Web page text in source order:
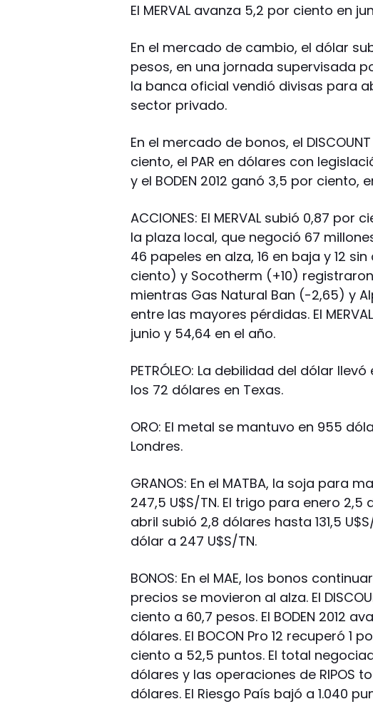
El MERVAL avanza 5,2 por ciento en
En el mercado de cambio, el dólar
pesos, en una jornada supervisada
la banca oficial vendió divisas para
sector privado.
En el mercado de bonos, el
ciento, el PAR en dólares con
y el BODEN 2012 ganó 3,5 por ciento,
ACCIONES: El MERVAL subió 0,87 por
la plaza local, que negoció 67
46 papeles en alza, 16 en baja y 12
ciento) y Socotherm (+10)
mientras Gas Natural Ban (-2,65) y
entre las mayores pérdidas. El
junio y 54,64 en el año.
PETRÓLEO: La debilidad del dólar
los 72 dólares en Texas.
ORO: El metal se mantuvo en 955
Londres.
GRANOS: En el MATBA, la soja para
247,5 U$S/TN. El trigo para enero 2,5
abril subió 2,8 dólares hasta 131,5
dólar a 247 U$S/TN.
BONOS: En el MAE, los bonos
precios se movieron al alza. El
ciento a 60,7 pesos. El BODEN 2012
dólares. El BOCON Pro 12 recuperó 1
ciento a 52,5 puntos. El total
dólares y las operaciones de RIPOS
dólares. El Riesgo País bajó a 1.040